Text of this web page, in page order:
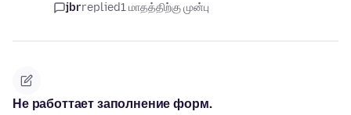
jbrreplied1 மாதத்திற்கு முன்பு
Не работтает заполнение форм.